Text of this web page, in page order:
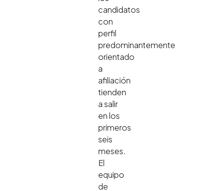
candidatos
con
perfil
predominantemente
orientado
a
afiliación
tienden
a salir
en los
primeros
seis
meses.
El
equipo
de